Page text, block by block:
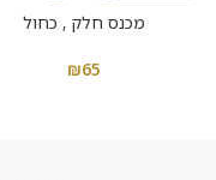
מכנס חלק , כחול
₪65